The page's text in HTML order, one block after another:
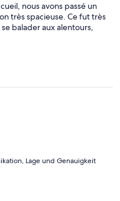
nous avons passé un
très spacieuse. Ce fut très
balader aux alentours,
Lage und Genauigkeit